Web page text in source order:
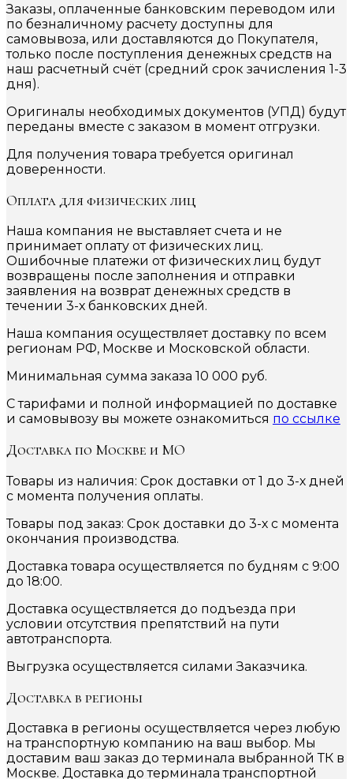
Заказы, оплаченные банковским переводом или
по безналичному расчету доступны для
самовывоза, или доставляются до Покупателя,
только после поступления денежных средств на
наш расчетный счёт (средний срок зачисления 1-3
дня).
Оригиналы необходимых документов (УПД) будут
переданы вместе с заказом в момент отгрузки.
Для получения товара требуется оригинал
доверенности.
Оплата для физических лиц
Наша компания не выставляет счета и не
принимает оплату от физических лиц.
Ошибочные платежи от физических лиц будут
возвращены после заполнения и отправки
заявления на возврат денежных средств в
течении 3-х банковских дней.
Наша компания осуществляет доставку по всем
регионам РФ, Москве и Московской области.
Минимальная сумма заказа 10 000 руб.
С тарифами и полной информацией по доставке
и самовывозу вы можете ознакомиться по ссылке
Доставка по Москве и МО
Товары из наличия: Срок доставки от 1 до 3-х дней
с момента получения оплаты.
Товары под заказ: Срок доставки до 3-х с момента
окончания производства.
Доставка товара осуществляется по будням с 9:00
до 18:00.
Доставка осуществляется до подъезда при
условии отсутствия препятствий на пути
автотранспорта.
Выгрузка осуществляется силами Заказчика.
Доставка в регионы
Доставка в регионы осуществляется через любую
на транспортную компанию на ваш выбор. Мы
доставим ваш заказ до терминала выбранной ТК в
Москве. Доставка до терминала транспортной